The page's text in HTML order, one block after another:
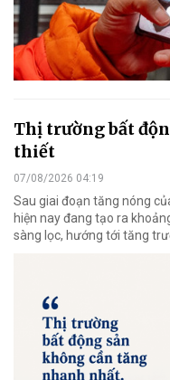
Thị trường bất
thiết
07/08/2026 04:19
Sau giai đoạn tăng nóng
hiện nay đang tạo ra
sàng lọc, hướng tới tăng